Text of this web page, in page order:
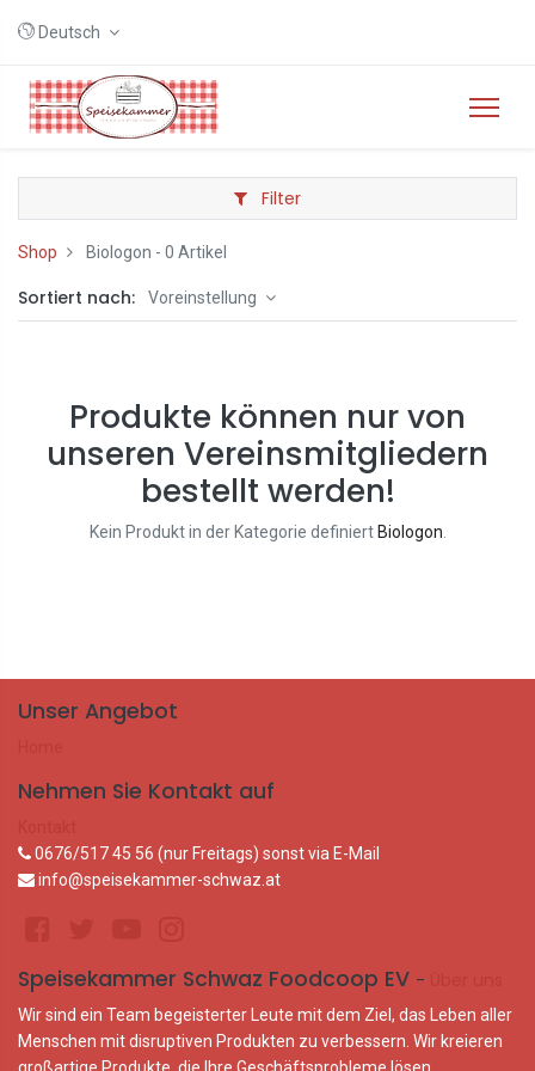
Deutsch
Filter
Shop Biologon - 0 Artikel
Sortiert nach: Voreinstellung
Produkte können nur von
unseren Vereinsmitgliedern
bestellt werden!
Kein Produkt in der Kategorie definiert Biologon
Unser Angebot
Nehmen Sie Kontakt auf
0676/517 45 56 (nur Freitags) sonst via E-Mail
info@speisekammer-schwaz.at
Speisekammer Schwaz Foodcoop EV -
Wir sind ein Team begeisterter Leute mit dem Ziel, das Leben aller
Menschen mit disruptiven Produkten zu verbessern. Wir kreieren